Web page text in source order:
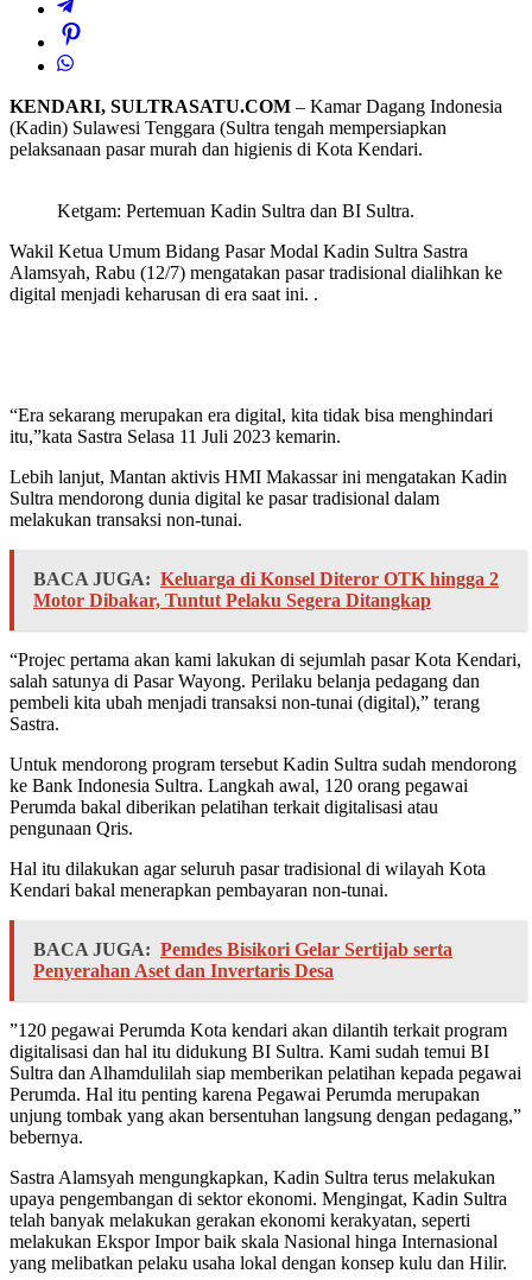
KENDARI, SULTRASATU.COM – Kamar Dagang Indonesia
(Kadin) Sulawesi Tenggara (Sultra tengah mempersiapkan
pelaksanaan pasar murah dan higienis di Kota Kendari.
Ketgam: Pertemuan Kadin Sultra dan BI Sultra.
Wakil Ketua Umum Bidang Pasar Modal Kadin Sultra Sastra
Alamsyah, Rabu (12/7) mengatakan pasar tradisional dialihkan ke
digital menjadi keharusan di era saat ini. .
“Era sekarang merupakan era digital, kita tidak bisa menghindari
itu,”kata Sastra Selasa 11 Juli 2023 kemarin.
Lebih lanjut, Mantan aktivis HMI Makassar ini mengatakan Kadin
Sultra mendorong dunia digital ke pasar tradisional dalam
melakukan transaksi non-tunai.
BACA JUGA: Keluarga di Konsel Diteror OTK hingga 2
Motor Dibakar, Tuntut Pelaku Segera Ditangkap
“Projec pertama akan kami lakukan di sejumlah pasar Kota Kendari,
salah satunya di Pasar Wayong. Perilaku belanja pedagang dan
pembeli kita ubah menjadi transaksi non-tunai (digital),” terang
Sastra.
Untuk mendorong program tersebut Kadin Sultra sudah mendorong
ke Bank Indonesia Sultra. Langkah awal, 120 orang pegawai
Perumda bakal diberikan pelatihan terkait digitalisasi atau
pengunaan Qris.
Hal itu dilakukan agar seluruh pasar tradisional di wilayah Kota
Kendari bakal menerapkan pembayaran non-tunai.
BACA JUGA: Pemdes Bisikori Gelar Sertijab serta
Penyerahan Aset dan Invertaris Desa
”120 pegawai Perumda Kota kendari akan dilantih terkait program
digitalisasi dan hal itu didukung BI Sultra. Kami sudah temui BI
Sultra dan Alhamdulilah siap memberikan pelatihan kepada pegawai
Perumda. Hal itu penting karena Pegawai Perumda merupakan
unjung tombak yang akan bersentuhan langsung dengan pedagang,”
bebernya.
Sastra Alamsyah mengungkapkan, Kadin Sultra terus melakukan
upaya pengembangan di sektor ekonomi. Mengingat, Kadin Sultra
telah banyak melakukan gerakan ekonomi kerakyatan, seperti
melakukan Ekspor Impor baik skala Nasional hinga Internasional
yang melibatkan pelaku usaha lokal dengan konsep kulu dan Hilir.